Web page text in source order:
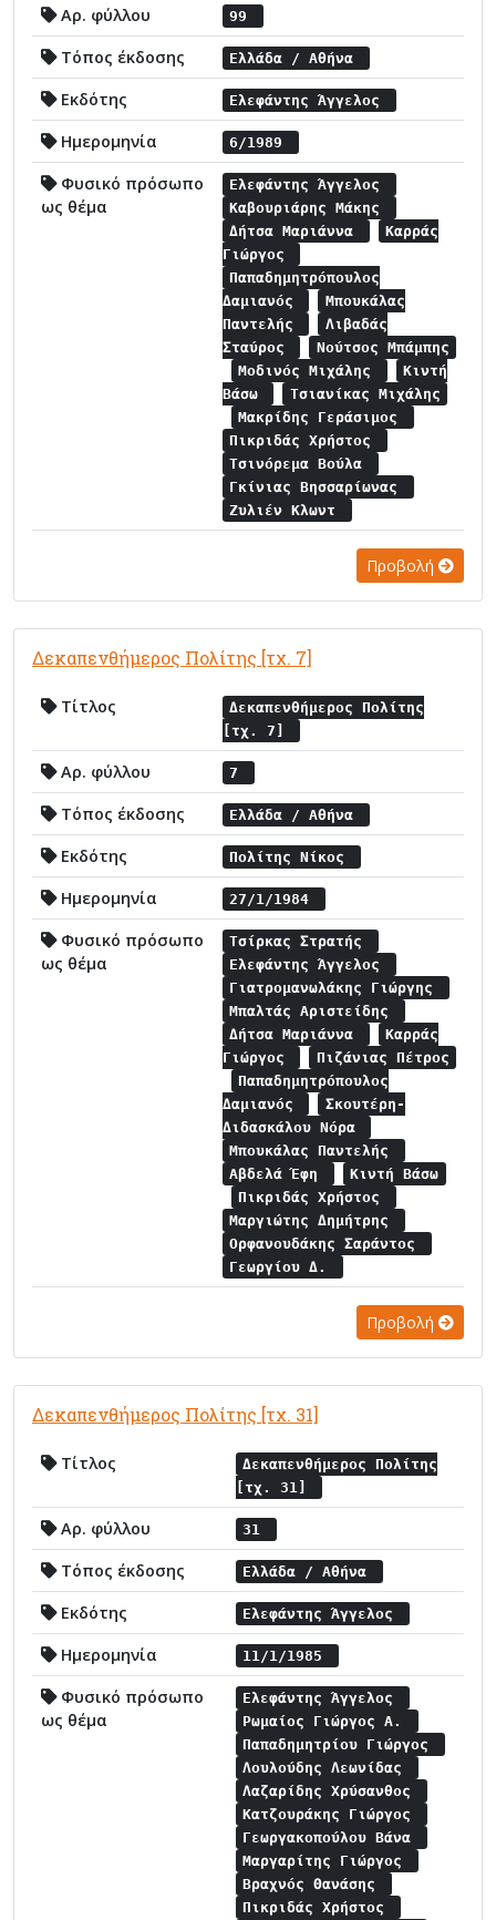
Αρ. φύλλου 99
Τόπος έκδοσης Ελλάδα / Αθήνα
Εκδότης Ελεφάντης Άγγελος
Ημερομηνία 6/1989
Φυσικό πρόσωπο
ως θέμα
Ελεφάντης Άγγελος
Καβουριάρης Μάκης
Δήτσα Μαριάννα
Καρράς
Γιώργος
Παπαδημητρόπουλος
Δαμιανός
Μπουκάλας
Παντελής
Λιβαδάς
Σταύρος
Νούτσος Μπάμπης
Μοδινός Μιχάλης
Κιντή
Βάσω
Τσιανίκας Μιχάλης
Μακρίδης Γεράσιμος
Πικριδάς Χρήστος
Τσινόρεμα Βούλα
Γκίνιας Βησσαρίωνας
Ζυλιέν Κλωντ
Προβολή
Δεκαπενθήμερος Πολίτης [τχ. 7]
Τίτλος
Δεκαπενθήμερος Πολίτης
[τχ. 7]
Αρ. φύλλου 7
Τόπος έκδοσης Ελλάδα / Αθήνα
Εκδότης Πολίτης Νίκος
Ημερομηνία 27/1/1984
Φυσικό πρόσωπο
ως θέμα
Τσίρκας Στρατής
Ελεφάντης Άγγελος
Γιατρομανωλάκης Γιώργης
Μπαλτάς Αριστείδης
Δήτσα Μαριάννα
Καρράς
Γιώργος
Πιζάνιας Πέτρος
Παπαδημητρόπουλος
Δαμιανός
Σκουτέρη-
Διδασκάλου Νόρα
Μπουκάλας Παντελής
Αβδελά Έφη
Κιντή Βάσω
Πικριδάς Χρήστος
Μαργιώτης Δημήτρης
Ορφανουδάκης Σαράντος
Γεωργίου Δ.
Προβολή
Δεκαπενθήμερος Πολίτης [τχ. 31]
Τίτλος
Δεκαπενθήμερος Πολίτης
[τχ. 31]
Αρ. φύλλου 31
Τόπος έκδοσης Ελλάδα / Αθήνα
Εκδότης Ελεφάντης Άγγελος
Ημερομηνία 11/1/1985
Φυσικό πρόσωπο
ως θέμα
Ελεφάντης Άγγελος
Ρωμαίος Γιώργος Α.
Παπαδημητρίου Γιώργος
Λουλούδης Λεωνίδας
Λαζαρίδης Χρύσανθος
Κατζουράκης Γιώργος
Γεωργακοπούλου Βάνα
Μαργαρίτης Γιώργος
Βραχνός Θανάσης
Πικριδάς Χρήστος